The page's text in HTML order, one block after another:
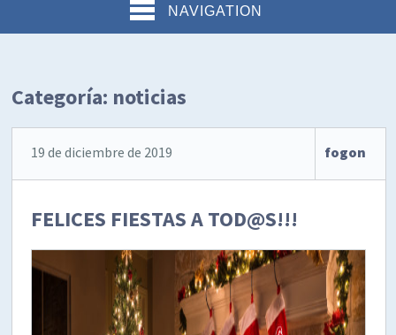
NAVIGATION
Categoría: noticias
19 de diciembre de 2019 fogon
FELICES FIESTAS A TOD@S!!!